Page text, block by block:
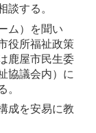
談する。
ム）を聞い
役所福祉政策
鹿屋市民生委
協議会内）に
。
成を安易に教